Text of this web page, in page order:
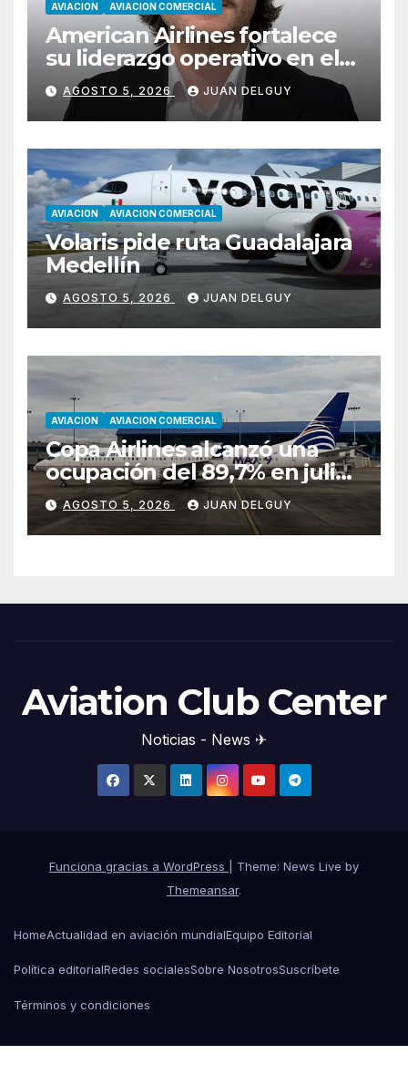
AVIACION AVIACION COMERCIAL
American Airlines fortalece
su liderazgo operativo en el
Cono Sur con Luiz Laham
AGOSTO 5, 2026 JUAN DELGUY
AVIACION AVIACION COMERCIAL
Volaris pide ruta Guadalajara
Medellín
AGOSTO 5, 2026 JUAN DELGUY
AVIACION AVIACION COMERCIAL
Copa Airlines alcanzó una
ocupación del 89,7% en julio
tras aumentar un 17,4% su
tráfico de pasajeros
AGOSTO 5, 2026 JUAN DELGUY
Aviation Club Center
Noticias - News ✈
Funciona gracias a WordPress
Theme: News Live by
Themeansar.
HomeActualidad en aviación mundialEquipo Editorial
Política editorialRedes socialesSobre NosotrosSuscríbete
Términos y condiciones